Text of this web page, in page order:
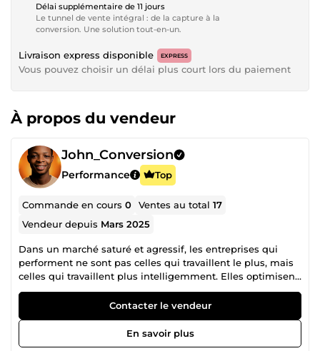
Délai supplémentaire de 11 jours
Le tunnel de vente intégral : de la capture à la
conversion. Une solution tout-en-un.
Livraison express disponible EXPRESS
Vous pouvez choisir un délai plus court lors du paiement
À propos du vendeur
John_Conversion
Performance Top
Commande en cours0 Ventes au total17
Vendeur depuis Mars 2025
Dans un marché saturé et agressif, les entreprises qui
performent ne sont pas celles qui travaillent le plus, mais
celles qui travaillent plus intelligemment. Elles optimisent
leurs parcours clients. Elles automatisent. Elles
convertissent mieux. Et c’est précisément là que
j’interviens. Je m'appelle John et je suis Stratège
Conversion, spécialisé en Funnels de Vente, Boutiques
Shopify Premium, et Automatisations avancées (Make,
Contacter le vendeur
En savoir plus